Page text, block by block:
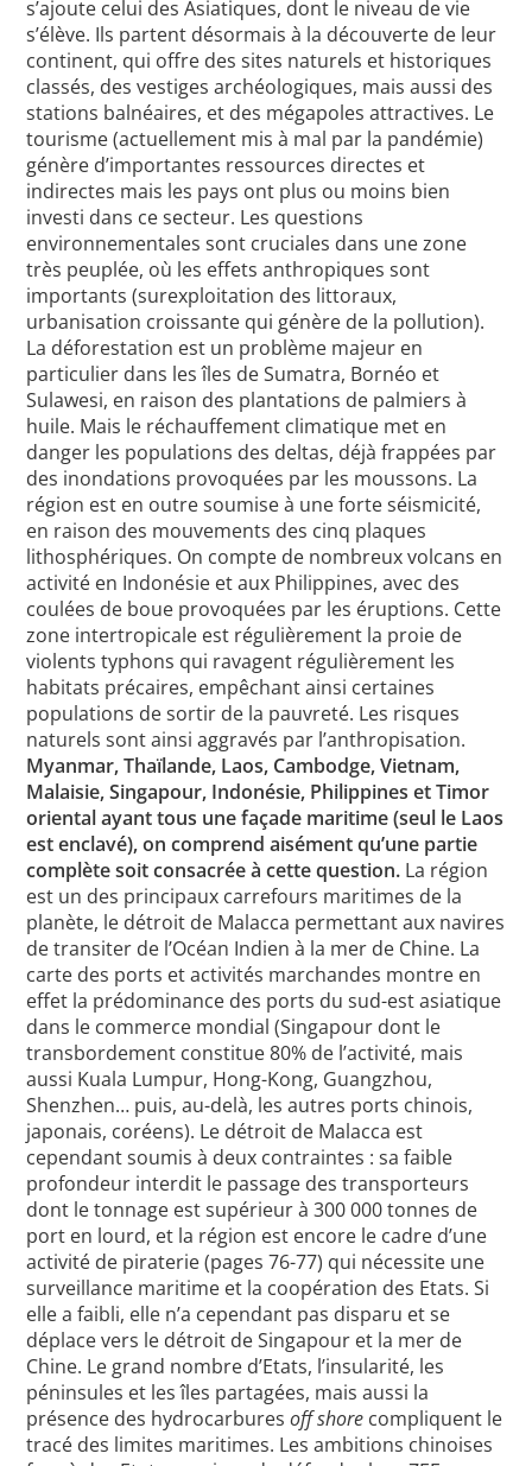
s’ajoute celui des Asiatiques, dont le niveau de vie
s’élève. Ils partent désormais à la découverte de leur
continent, qui offre des sites naturels et historiques
classés, des vestiges archéologiques, mais aussi des
stations balnéaires, et des mégapoles attractives. Le
tourisme (actuellement mis à mal par la pandémie)
génère d’importantes ressources directes et
indirectes mais les pays ont plus ou moins bien
investi dans ce secteur. Les questions
environnementales sont cruciales dans une zone
très peuplée, où les effets anthropiques sont
importants (surexploitation des littoraux,
urbanisation croissante qui génère de la pollution).
La déforestation est un problème majeur en
particulier dans les îles de Sumatra, Bornéo et
Sulawesi, en raison des plantations de palmiers à
huile. Mais le réchauffement climatique met en
danger les populations des deltas, déjà frappées par
des inondations provoquées par les moussons. La
région est en outre soumise à une forte séismicité,
en raison des mouvements des cinq plaques
lithosphériques. On compte de nombreux volcans en
activité en Indonésie et aux Philippines, avec des
coulées de boue provoquées par les éruptions. Cette
zone intertropicale est régulièrement la proie de
violents typhons qui ravagent régulièrement les
habitats précaires, empêchant ainsi certaines
populations de sortir de la pauvreté. Les risques
naturels sont ainsi aggravés par l’anthropisation.
Myanmar, Thaïlande, Laos, Cambodge, Vietnam,
Malaisie, Singapour, Indonésie, Philippines et Timor
oriental ayant tous une façade maritime (seul le Laos
est enclavé), on comprend aisément qu’une partie
complète soit consacrée à cette question. La région
est un des principaux carrefours maritimes de la
planète, le détroit de Malacca permettant aux navires
de transiter de l’Océan Indien à la mer de Chine. La
carte des ports et activités marchandes montre en
effet la prédominance des ports du sud-est asiatique
dans le commerce mondial (Singapour dont le
transbordement constitue 80% de l’activité, mais
aussi Kuala Lumpur, Hong-Kong, Guangzhou,
Shenzhen… puis, au-delà, les autres ports chinois,
japonais, coréens). Le détroit de Malacca est
cependant soumis à deux contraintes : sa faible
profondeur interdit le passage des transporteurs
dont le tonnage est supérieur à 300 000 tonnes de
port en lourd, et la région est encore le cadre d’une
activité de piraterie (pages 76-77) qui nécessite une
surveillance maritime et la coopération des Etats. Si
elle a faibli, elle n’a cependant pas disparu et se
déplace vers le détroit de Singapour et la mer de
Chine. Le grand nombre d’Etats, l’insularité, les
péninsules et les îles partagées, mais aussi la
présence des hydrocarburesoff shore compliquent le
tracé des limites maritimes. Les ambitions chinoises